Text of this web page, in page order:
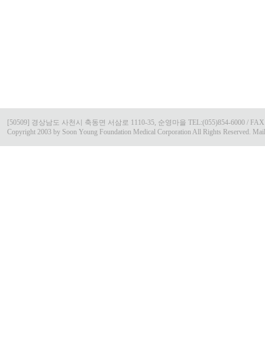
[50509] 경상남도 사천시 축동면 서삼로 1110-35, 순영마을 TEL:(055)854-6000 /
Copyright 2003 by Soon Young Foundation Medical Corporation All Rights Reserved.